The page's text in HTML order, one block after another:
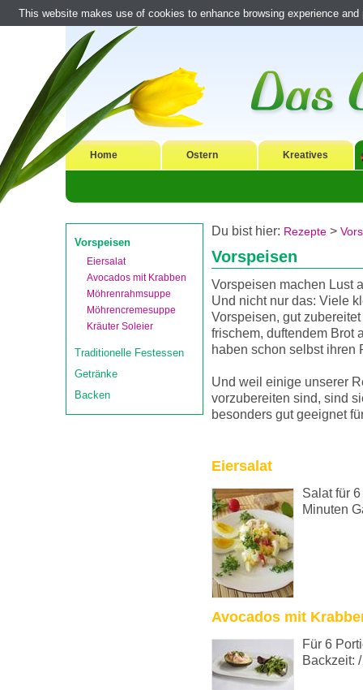
Home Ostern Kreatives
Vorspeisen
Eiersalat
Avocados mit Krabben
Möhrenrahmsuppe
Möhrencremesuppe
Kräuter Soleier
Traditionelle Festessen
Getränke
Backen
Du bist hier: Rezepte >
Vorspeisen
Vorspeisen machen Lust
Und nicht nur das: Viele
Vorspeisen, gut
frischem, duftendem Brot
haben schon selbst ihren
Und weil einige unserer
vorzubereiten sind, sind
besonders gut geeignet
Eiersalat
Salat für
Minuten
Avocados mit
Für 6
Backzeit: /
This website makes use of cookies to enhance browsing experience